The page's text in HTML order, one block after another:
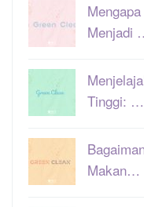
Menjadi
Tinggi: …
Makan…